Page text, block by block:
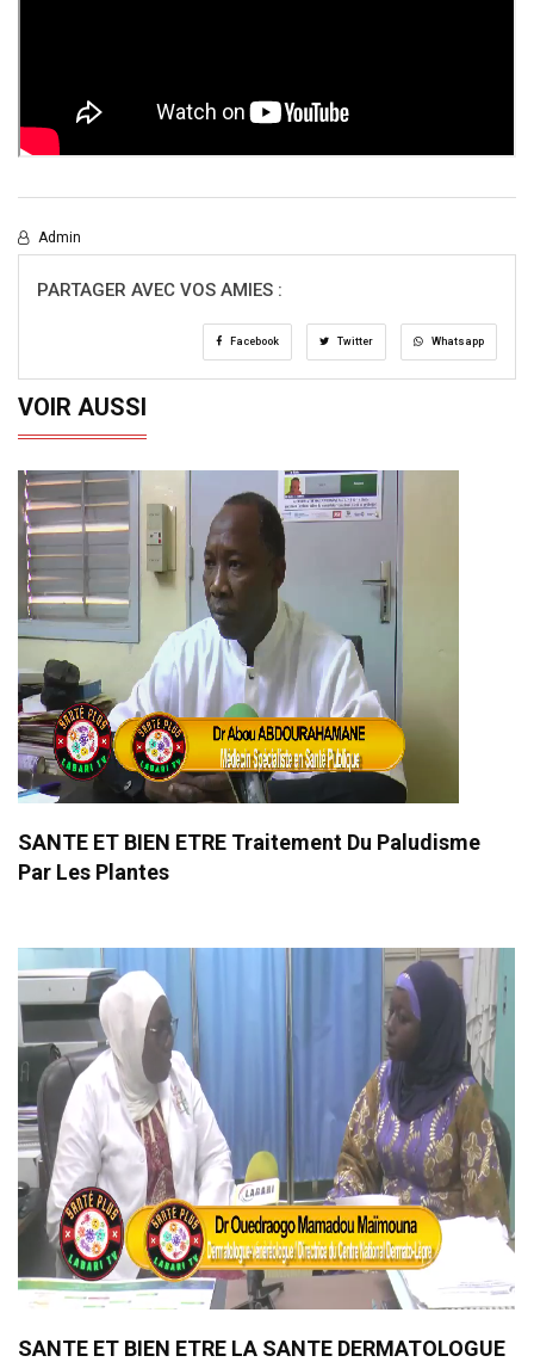
Admin
PARTAGER AVEC VOS AMIES :
Facebook Twitter Whatsapp
VOIR AUSSI
SANTE ET BIEN ETRE Traitement Du Paludisme
Par Les Plantes
SANTE ET BIEN ETRE LA SANTE DERMATOLOGUE